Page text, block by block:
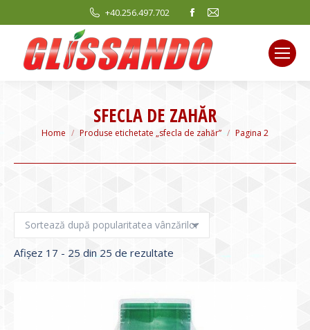
+40.256.497.702
Facebook
opens
in
new
window
Mail
new
SFECLA DE ZAHĂR
You are here:
Home Produse etichetate „sfecla de zahăr” Pagina 2
Afișez 17 - 25 din 25 de rezultate
medie